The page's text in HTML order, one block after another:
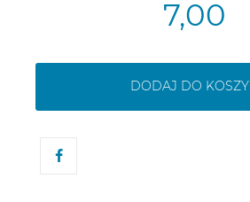
7,00
DODAJ DO